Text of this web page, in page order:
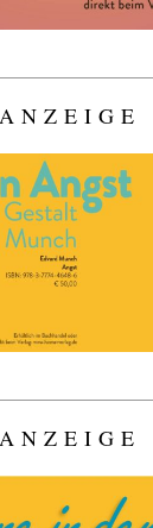
ANZEIGE
ANZEIGE